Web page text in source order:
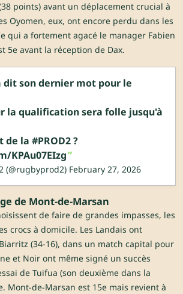
points) avant un déplacement crucial à
Oyomen, eux, ont encore perdu dans les
qui a fortement agacé le manager Fabien
5e avant la réception de Dax.
dit son dernier mot pour le
la qualification sera folle jusqu'à
de la #PROD2?
KPAu07EIzg
(@rugbyprod2) February 27, 2026
de Mont-de-Marsan
de faire de grandes impasses, les
crocs à domicile. Les Landais ont
(34-16), dans un match capital pour
et Noir ont même signé un succès
de Tuifua (son deuxième dans la
Mont-de-Marsan est 15e mais revient à